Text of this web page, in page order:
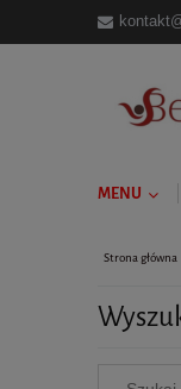
MENU
Strona główna